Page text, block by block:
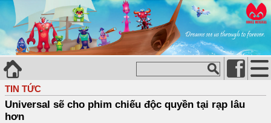
TIN TỨC
Universal sẽ cho phim chiếu độc quyền tại rạp lâu
hơn